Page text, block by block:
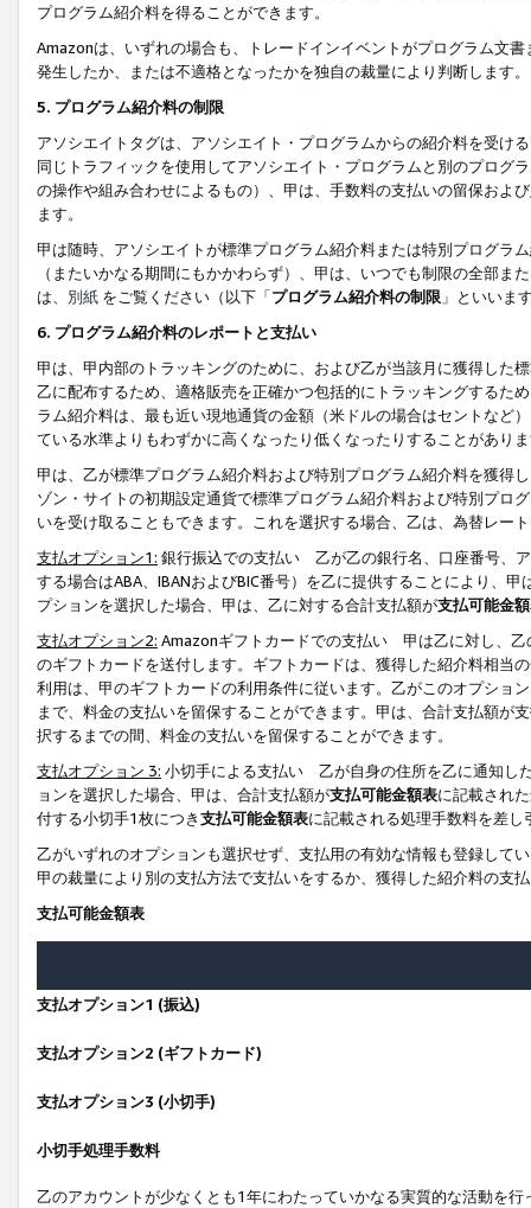
プログラム紹介料を得ることができます。
Amazonは、いずれの場合も、トレードインイベントがプログラム文
発生したか、または不適格となったかを独自の裁量により判断します。
5. プログラム紹介料の制限
アソシエイトタグは、アソシエイト・プログラムからの紹介料を受け
同じトラフィックを使用してアソシエイト・プログラムと別のプログ
の操作や組み合わせによるもの）、甲は、手数料の支払いの留保およ
ます。
甲は随時、アソシエイトが標準プログラム紹介料または特別プログラ
（またいかなる期間にもかかわらず）、甲は、いつでも制限の全部
は、 別紙 をご覧ください（以下「プログラム紹介料の制限 」といいま
6. プログラム紹介料のレポートと支払い
甲は、甲内部のトラッキングのために、および乙が当該月に獲得した
乙に配布するため、適格販売を正確かつ包括的にトラッキングするた
ラム紹介料は、最も近い現地通貨の金額（米ドルの場合はセントなど
ている水準よりもわずかに高くなったり低くなったりすることがあり
甲は、乙が標準プログラム紹介料および特別プログラム紹介料を獲得
ゾン・サイトの初期設定通貨で標準プログラム紹介料および特別プロ
いを受け取ることもできます。これを選択する場合、乙は、為替レー
支払オプション1: 銀行振込での支払い 乙が乙の銀行名、口座番号、
する場合はABA、IBANおよびBIC番号）を乙に提供することにより、
プションを選択した場合、甲は、乙に対する合計支払額が支払可能金
支払オプション2: Amazonギフトカードでの支払い 甲は乙に対し、乙
のギフトカードを送付します。ギフトカードは、獲得した紹介料相当
利用は、甲のギフトカードの利用条件に従います。乙がこのオプショ
まで、料金の支払いを留保することができます。甲は、合計支払額が
択するまでの間、料金の支払いを留保することができます。
支払オプション 3: 小切手による支払い 乙が自身の住所を乙に通知し
ョンを選択した場合、甲は、合計支払額が支払可能金額表に記載され
付する小切手1枚につき支払可能金額表に記載される処理手数料を差し
乙がいずれのオプションも選択せず、支払用の有効な情報も登録して
甲の裁量により別の支払方法で支払いをするか、獲得した紹介料の支
支払可能金額表
支払オプション1 (振込)
支払オプション2 (ギフトカード)
支払オプション3 (小切手)
小切手処理手数料
乙のアカウントが少なくとも1年にわたっていかなる実質的な活動を